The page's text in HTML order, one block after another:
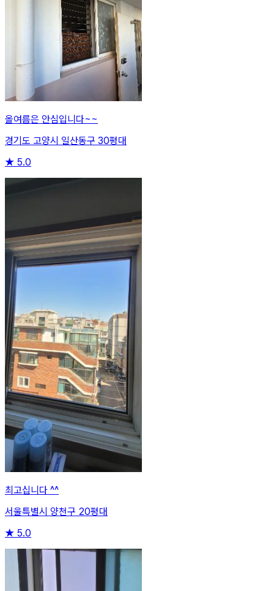
올여름은 안심입니다~~
경기도 고양시 일산동구 30평대
★ 5.0
최고십니다 ^^
서울특별시 양천구 20평대
★ 5.0